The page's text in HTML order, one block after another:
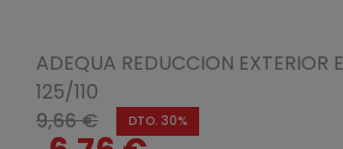
ADEQUA REDUCCION EXTERIOR
125/110
9,66 €
DTO. 30%